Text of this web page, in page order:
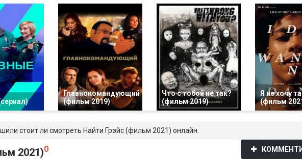
Главнокомандующий
(фильм 2019)
Что с тобой не так?
(фильм 2019)
Я не хочу
(фильм
стоит ли смотреть Найти Грэйс (фильм 2021) онлайн.
2021)0